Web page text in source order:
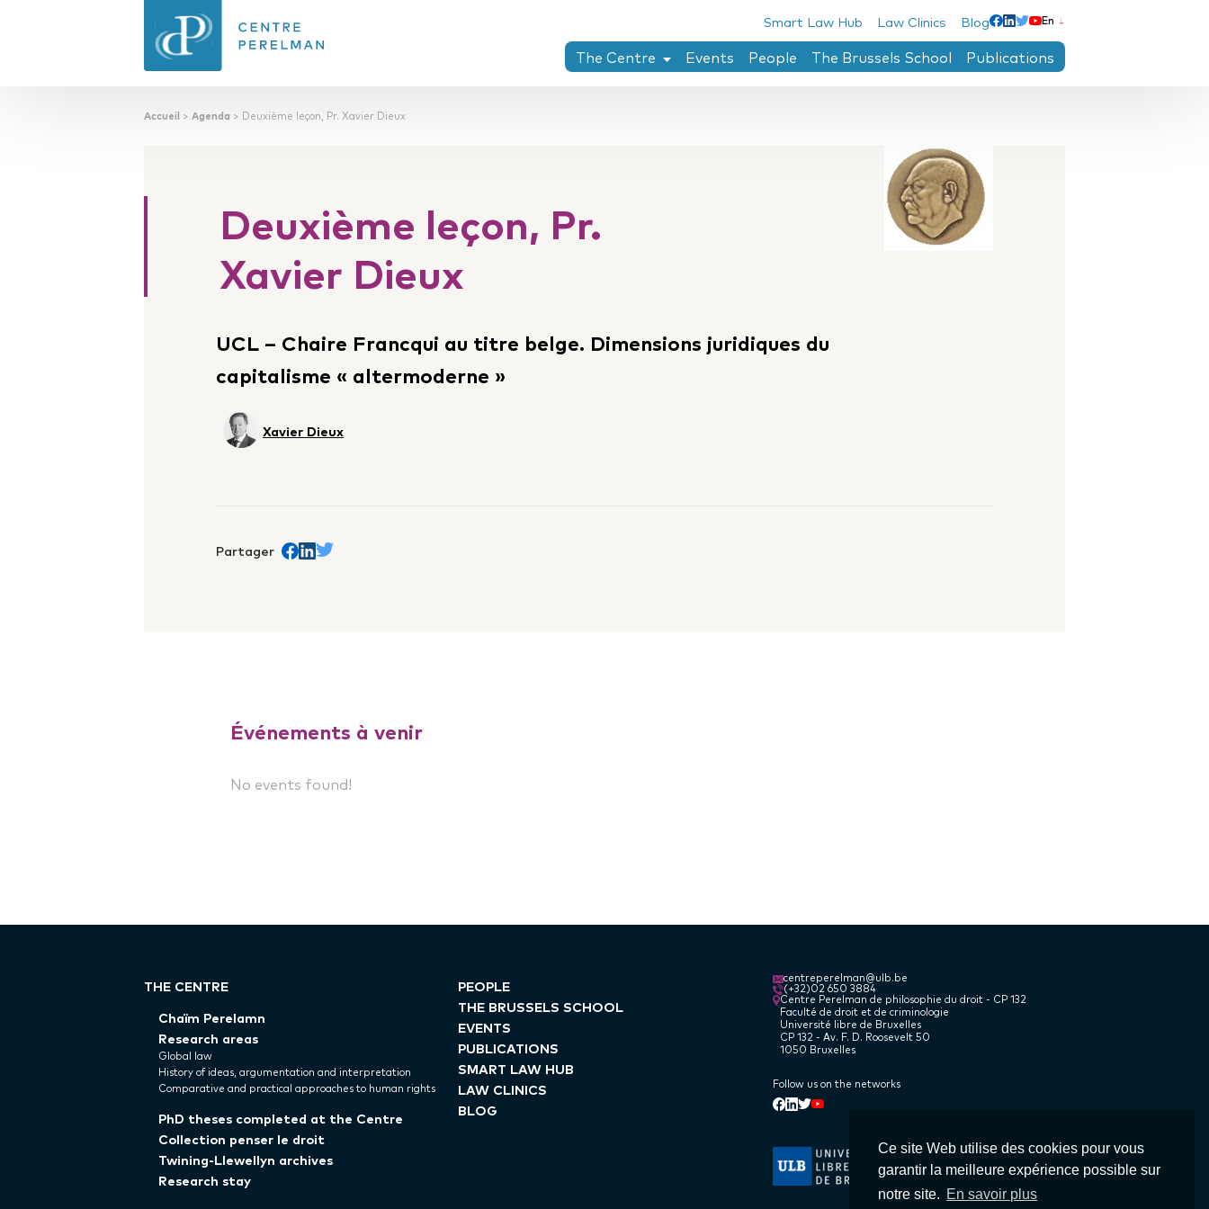
Ce site Web utilise des cookies pour vous
garantir la meilleure expérience possible sur
notre site. En savoir plus
Smart Law Hub Law Clinics BlogFacebook
Linkedin
Twitter
Youtube
En
The Centre
Research stay
Events People The Brussels School Publications
Accueil > Agenda > Deuxième leçon, Pr. Xavier Dieux
Deuxième leçon, Pr.
Xavier Dieux
UCL – Chaire Francqui au titre belge. Dimensions juridiques du
capitalisme « altermoderne »
Xavier Dieux
Partager Share on Facebook
trans.Partager sur Linkedin
Share on Twitter
Événements à venir
No events found!
THE CENTRE
Chaïm Perelamn
Research areas
Global law
History of ideas, argumentation and interpretation
Comparative and practical approaches to human rights
PhD theses completed at the Centre
Collection penser le droit
Twining-Llewellyn archives
Research stay
PEOPLE
THE BRUSSELS SCHOOL
EVENTS
PUBLICATIONS
SMART LAW HUB
LAW CLINICS
BLOG
centreperelman@ulb.be
(+32)02 650 3884
Centre Perelman de philosophie du droit - CP 132
Faculté de droit et de criminologie
Université libre de Bruxelles
CP 132 - Av. F. D. Roosevelt 50
1050 Bruxelles
Follow us on the networks
Facebook
Linkedin
Twitter
Youtube